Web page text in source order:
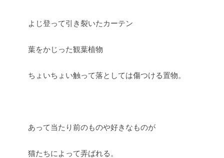
よじ登って引き裂いたカーテン
葉をかじった観葉植物
ちょいちょい触って落としては傷つける置物。
あって当たり前のものや好きなものが
猫たちによって弄ばれる。